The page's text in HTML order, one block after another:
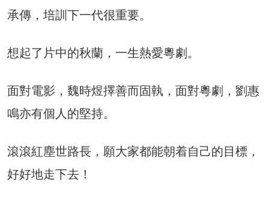
承傳，培訓下一代很重要。
想起了片中的秋蘭，一生熱愛粵劇。
面對電影，魏時煜擇善而固執，面對粵劇，劉惠
鳴亦有個人的堅持。
滾滾紅塵世路長，願大家都能朝着自己的目標，
好好地走下去！